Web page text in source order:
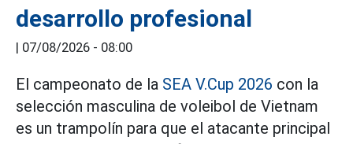
desarrollo profesional
| 07/08/2026 - 08:00
El campeonato de la SEA V.Cup 2026 con la
selección masculina de voleibol de Vietnam
es un trampolín para que el atacante principal